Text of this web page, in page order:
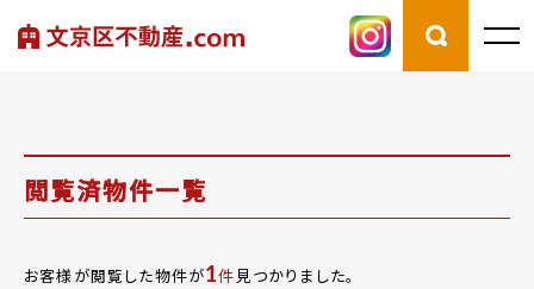
閲覧済物件一覧
お客様が閲覧した物件が1件見つかりました。